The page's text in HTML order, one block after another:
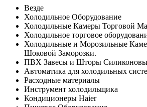
Везде
Холодильное Оборудование
Холодильные Камеры Торговой
Холодильное торговое
Холодильные и Морозильные
Шоковой Заморозки.
ПВХ Завесы и Шторы
Автоматика для холодильных
Расходные материалы
Инструмент холодильщика
Кондиционеры Haier